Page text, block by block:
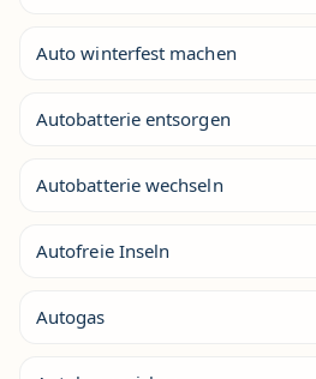
Auto winterfest machen
Autobatterie entsorgen
Autobatterie wechseln
Autofreie Inseln
Autogas